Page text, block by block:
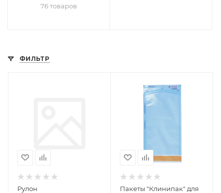
76 товаров
ФИЛЬТР
Рулон
Пакеты "Клинипак" для